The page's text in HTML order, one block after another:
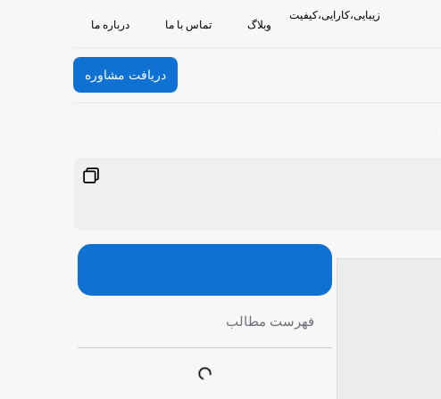
وبلاگ تماس با ما درباره ما
زیبایی،کارایی،کیفیت
دریافت مشاوره
فهرست مطالب